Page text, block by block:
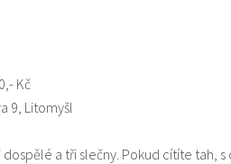
Kč
9, Litomyšl
a tři slečny. Pokud cítíte tah,